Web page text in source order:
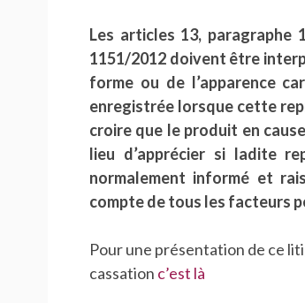
Les articles 13, paragraphe
1151/2012 doivent être
forme ou de l’apparence
enregistrée lorsque cette
croire que le produit en
lieu d’apprécier si ladite
normalement informé et
compte de tous les facteurs
Pour une présentation de ce
cassation c’est là